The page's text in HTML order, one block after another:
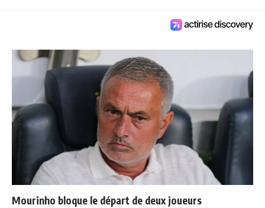
Mourinho bloque le départ de deux joueurs